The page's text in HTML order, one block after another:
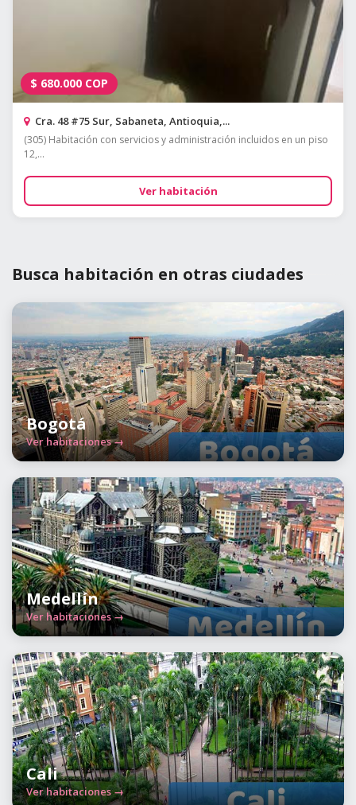
$ 680.000 COP
Cra. 48 #75 Sur, Sabaneta, Antioquia,...
(305) Habitación con servicios y administración incluidos en un piso
12,...
Ver habitación
Busca habitación en otras ciudades
Bogotá
Ver habitaciones →
Medellín
Ver habitaciones →
Cali
Ver habitaciones →